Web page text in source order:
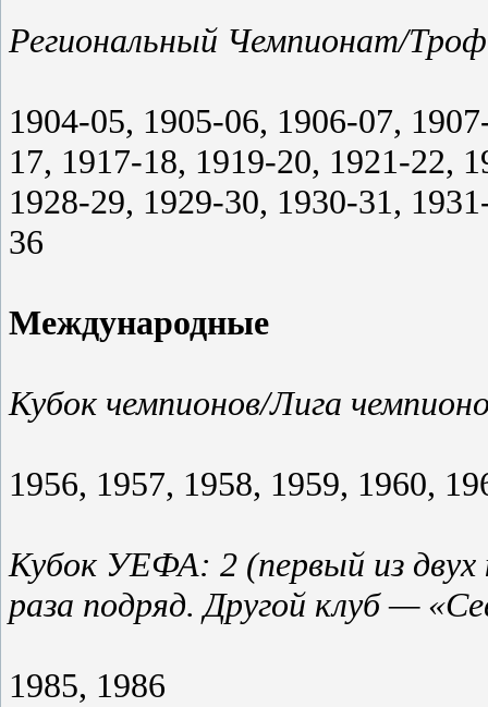
Региональный Чемпионат/
1904-05, 1905-06, 1906-07,
17, 1917-18, 1919-20, 1921-22,
1928-29, 1929-30, 1930-31,
36
Международные
Кубок чемпионов/Лига
1956, 1957, 1958, 1959, 1960,
Кубок УЕФА: 2 (первый из
раза подряд. Другой клуб —
1985, 1986